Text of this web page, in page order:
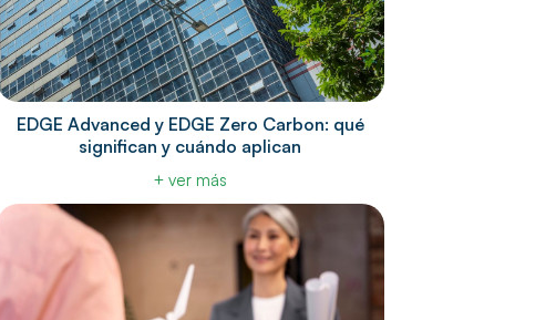
EDGE Advanced y EDGE Zero Carbon: qué
significan y cuándo aplican
+ ver más